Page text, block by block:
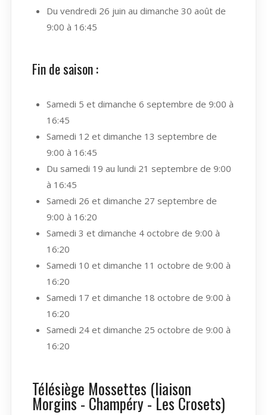
Du vendredi 26 juin au dimanche 30 août de
9:00 à 16:45
Fin de saison :
Samedi 5 et dimanche 6 septembre de 9:00 à
16:45
Samedi 12 et dimanche 13 septembre de
9:00 à 16:45
Du samedi 19 au lundi 21 septembre de 9:00
à 16:45
Samedi 26 et dimanche 27 septembre de
9:00 à 16:20
Samedi 3 et dimanche 4 octobre de 9:00 à
16:20
Samedi 10 et dimanche 11 octobre de 9:00 à
16:20
Samedi 17 et dimanche 18 octobre de 9:00 à
16:20
Samedi 24 et dimanche 25 octobre de 9:00 à
16:20
Télésiège Mossettes (liaison
Morgins - Champéry - Les Crosets)